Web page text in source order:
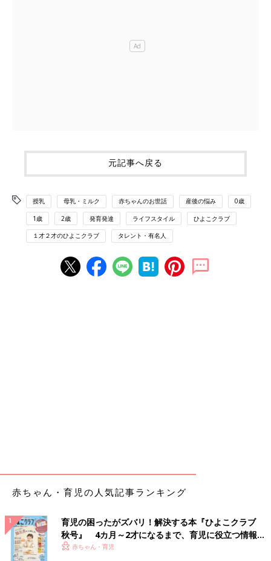
元記事へ戻る
授乳 母乳・ミルク 赤ちゃんのお世話 産後の悩み 0歳
1歳 2歳 発育発達 ライフスタイル ひよこクラブ
１才２才のひよこクラブ タレント・有名人
赤ちゃん・育児の人気記事ランキング
育児の困ったがズバリ！解決する本『ひよこクラブ
秋号』 4カ月～2才になるまで、育児に役立つ情報が
いっぱい！
赤ちゃん・育児